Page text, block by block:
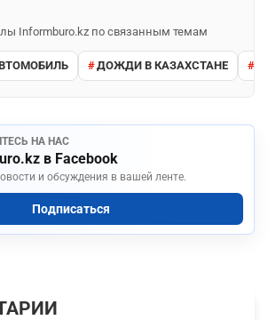
Informburo.kz по связанным темам
ДОЖДИ В КАЗАХСТАНЕ
НА НАС
в Facebook
и обсуждения в вашей ленте.
Подписаться